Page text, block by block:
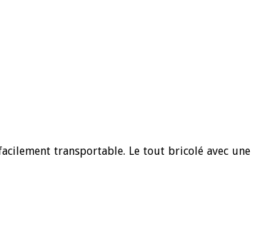
transportable. Le tout bricolé avec une